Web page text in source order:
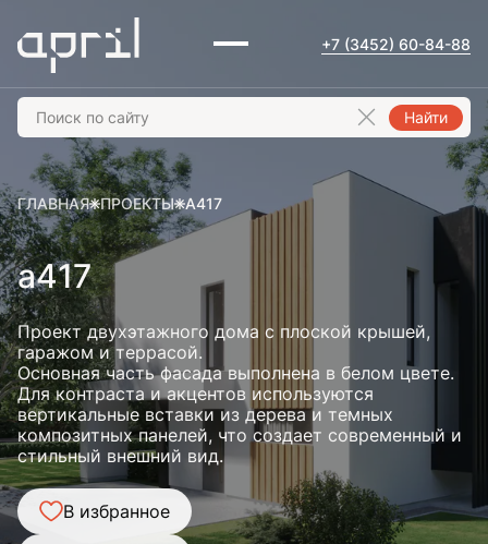
+7 (3452) 60-84-88
Найти
ГЛАВНАЯ ПРОЕКТЫ А417
а417
Проект двухэтажного дома с плоской крышей,
гаражом и террасой.
Основная часть фасада выполнена в белом цвете.
Для контраста и акцентов используются
вертикальные вставки из дерева и темных
композитных панелей, что создает современный и
стильный внешний вид.
В избранное